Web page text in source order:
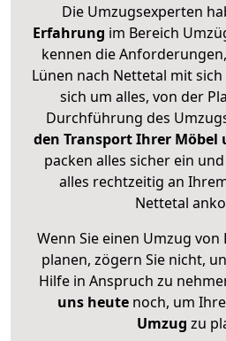
Die Umzugsexperten
Erfahrung im Bereich
kennen die
Lünen nach Nettetal mit
sich um alles, von der
Durchführung des
den Transport Ihrer Möbel
packen alles sicher ein
alles rechtzeitig an
Nettetal
Wenn Sie einen Umzug
planen, zögern Sie nicht,
Hilfe in Anspruch zu
uns heutenoch, um
Umzug zu